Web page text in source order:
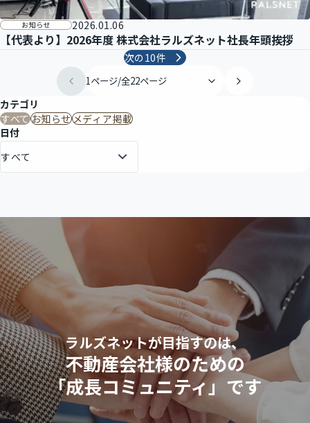
【代表より】2026年度 株式会社ラルズネット社長年頭挨拶
お知らせ 2026.01.06
次の10件
カテゴリ
すべてお知らせメディア掲載
日付
ラルズネットが目指すのは、
不動産会社様のための
「成長コミュニティ」です